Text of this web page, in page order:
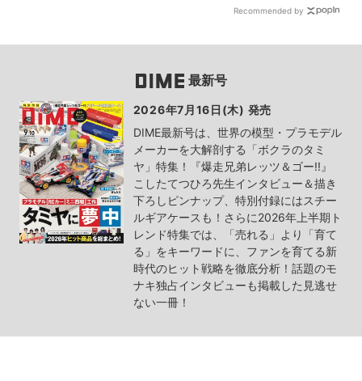
Recommended by
最新号
2026年7月16日(木) 発売
DIME最新号は、世界の模型・プラモデル
メーカーを大解剖する「ボクラのタミ
ヤ」特集！『爆走兄弟レッツ＆ゴー!!』
こしたてつひろ先生インタビュー＆描き
下ろしピンナップ、特別付録にはスチー
ルギアケースも！さらに2026年上半期ト
レンド特集では、「売れる」より「育て
る」をキーワードに、ファンを育てる新
時代のヒット戦略を徹底分析！話題のモ
ナキ独占インタビューも掲載した見逃せ
ない一冊！